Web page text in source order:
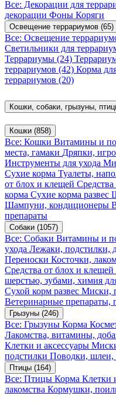
Все: Декорации для
декорации Фоны Коряги
Освещение террариумов (65)
Все: Освещение
Светильники для
Террариумы (24)
террариумов (42) Корма
террариумов (20)
Кошки, собаки, грызуны,
Кошки (858)
Все: Кошки Витамины и
места, гамаки Дряпки,
Инструменты для ухода
Сухие корма Туалеты,
от блох и клещей Средства
корма Сухие корма развес
Шампуни, кондиционеры
препараты
Собаки (1057)
Все: Собаки Витамины и
ухода Лежаки, подстилки,
Переноски Косточки,
Средства от блох и клещей
шерстью, зубами, химия
Сухой корм развес Миски,
Ветеринарные препараты,
Грызуны (246)
Все: Грызуны Корма
Лакомства, витамины,
Клетки и аксессуары
подстилки Поводки, шлеи,
Птицы (164)
Все: Птицы Корма Клетки
лакомства Кормушки,